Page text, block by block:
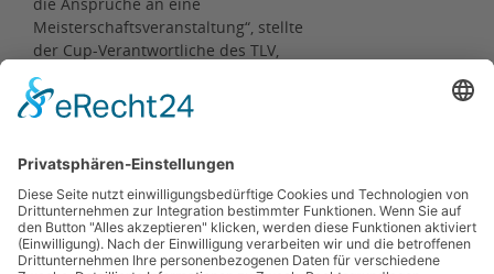
Meisterschaftsveranstaltung“, stellte
der Cup-Verantwortliche des TLV,
Frank Thomas, fest.
Ergebnisse:https://www.vr-
herbstlauf-2024/
Zurück